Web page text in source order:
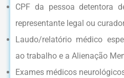
CPF da pessoa detentora
representante legal ou
Laudo/relatório médico
ao trabalho e a Alienação
Exames médicos